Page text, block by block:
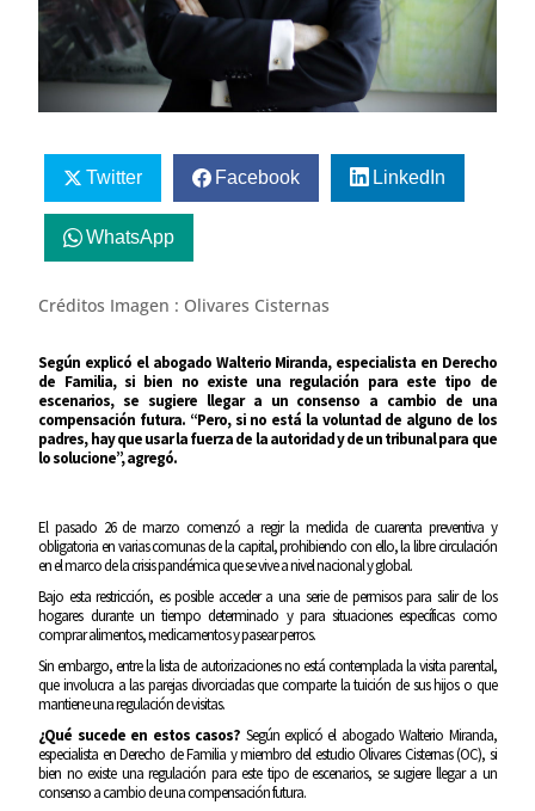
Twitter Facebook LinkedIn
WhatsApp
Créditos Imagen : Olivares Cisternas
Según explicó el abogado Walterio Miranda, especialista en Derecho
de Familia, si bien no existe una regulación para este tipo de
escenarios, se sugiere llegar a un consenso a cambio de una
compensación futura. “Pero, si no está la voluntad de alguno de los
padres, hay que usar la fuerza de la autoridad y de un tribunal para que
lo solucione”, agregó.
El pasado 26 de marzo comenzó a regir la medida de cuarenta preventiva y
obligatoria en varias comunas de la capital, prohibiendo con ello, la libre circulación
en el marco de la crisis pandémica que se vive a nivel nacional y global.
Bajo esta restricción, es posible acceder a una serie de permisos para salir de los
hogares durante un tiempo determinado y para situaciones específicas como
comprar alimentos, medicamentos y pasear perros.
Sin embargo, entre la lista de autorizaciones no está contemplada la visita parental,
que involucra a las parejas divorciadas que comparte la tuición de sus hijos o que
mantiene una regulación de visitas.
¿Qué sucede en estos casos? Según explicó el abogado Walterio Miranda,
especialista en Derecho de Familia y miembro del estudio Olivares Cisternas (OC), si
bien no existe una regulación para este tipo de escenarios, se sugiere llegar a un
consenso a cambio de una compensación futura.